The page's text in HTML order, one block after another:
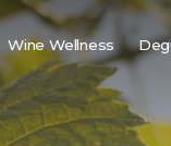
Wine Wellness
Finská sauna
Vinná biosauna
Vinné lázně